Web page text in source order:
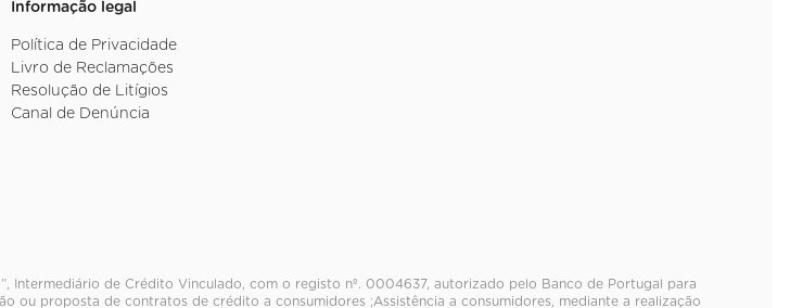
Informação legal
Política de Privacidade
Livro de Reclamações
Resolução de Litígios
Canal de Denúncia
Intermediário de Crédito Vinculado, com o registo nº. 0004637, autorizado pelo Banco de Portugal para
ou proposta de contratos de crédito a consumidores ;Assistência a consumidores, mediante a realização